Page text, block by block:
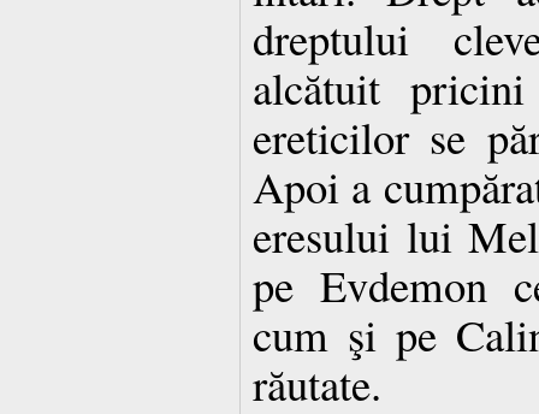
dreptului
alcătuit pricini
ereticilor se
Apoi a
eresului lui
pe Evdemon
cum şi pe
răutate.